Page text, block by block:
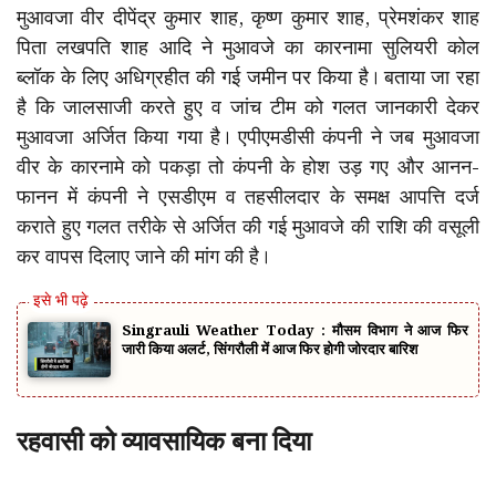
मुआवजा वीर दीपेंद्र कुमार शाह, कृष्ण कुमार शाह, प्रेमशंकर शाह
पिता लखपति शाह आदि ने मुआवजे का कारनामा सुलियरी कोल
ब्लॉक के लिए अधिग्रहीत की गई जमीन पर किया है। बताया जा रहा
है कि जालसाजी करते हुए व जांच टीम को गलत जानकारी देकर
मुआवजा अर्जित किया गया है। एपीएमडीसी कंपनी ने जब मुआवजा
वीर के कारनामे को पकड़ा तो कंपनी के होश उड़ गए और आनन-
फानन में कंपनी ने एसडीएम व तहसीलदार के समक्ष आपत्ति दर्ज
कराते हुए गलत तरीके से अर्जित की गई मुआवजे की राशि की वसूली
कर वापस दिलाए जाने की मांग की है।
Singrauli Weather Today : मौसम विभाग ने आज फिर
जारी किया अलर्ट, सिंगरौली में आज फिर होगी जोरदार बारिश
रहवासी को व्यावसायिक बना दिया